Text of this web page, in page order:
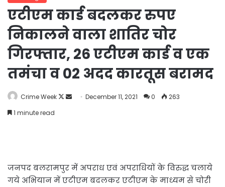
एटीएम कार्ड बदलकर रुपए
निकालने वाला शातिर चोर
गिरफ्तार, 26 एटीएम कार्ड व एक
तमंचा व 02 अदद कारतूस बरामद
Crime Week
Follow
SendDecember 11, 2021 0
263
1 minute read
जनपद बलरामपुर में अपराध एवं अपराधियों के विरुद्ध चलाये
गये अभियान में एटीएम बदलकर एटीएम के माध्यम से चोरी